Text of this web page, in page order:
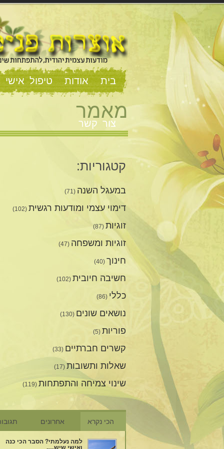
בית אודות טיפול אישי
צור קשר
מאמר
קטגוריות:
במעגל השנה (71)
דימוי עצמי ומודעות רגשית (102)
זוגיות (87)
זוגיות ומשפחה (47)
חינוך (40)
חשיבה חיובית (102)
כללי (86)
נושאים שונים (130)
פוריות (5)
קשרים חברתיים (33)
שאלות ותשובות (17)
שינוי צמיחה והתפתחות (119)
הכי נקרא אחרונים
למה נעלמתי? הסבר הכי כנה
ואישי שיש….